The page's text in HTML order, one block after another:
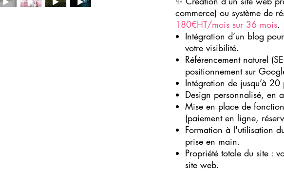
commerce) ou système de
180€HT/mois sur 36 mois.
Intégration d’un blog
votre visibilité.
Référencement naturel
positionnement sur
Intégration de jusqu’à
Design personnalisé, en
Mise en place de
(paiement en ligne,
Formation à l'utilisation
prise en main.
Propriété totale du site :
site web.